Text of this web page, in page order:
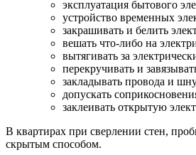
эксплуатация бытового
устройство временных
закрашивать и белить
вешать что-либо на
вытягивать за
перекручивать и
закладывать провода и
допускать
заклеивать открытую
В квартирах при сверлении стен,
скрытым способом.